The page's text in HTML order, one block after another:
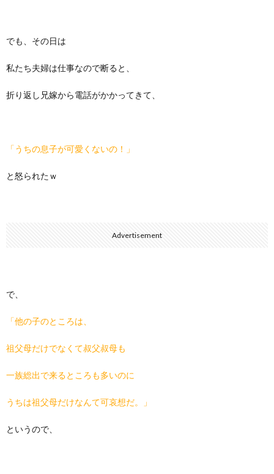
でも、その日は
私たち夫婦は仕事なので断ると、
折り返し兄嫁から電話がかかってきて、
「うちの息子が可愛くないの！」
と怒られたｗ
Advertisement
で、
「他の子のところは、
祖父母だけでなくて叔父叔母も
一族総出で来るところも多いのに
うちは祖父母だけなんて可哀想だ。」
というので、